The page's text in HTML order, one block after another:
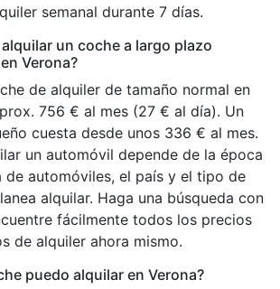
semanal durante 7 días.
un coche a largo plazo
Verona?
de alquiler de tamaño normal en
756 € al mes (27 € al día). Un
cuesta desde unos 336 € al mes.
un automóvil depende de la época
de automóviles, el país y el tipo de
alquilar. Haga una búsqueda con
fácilmente todos los precios
de alquiler ahora mismo.
puedo alquilar en Verona?